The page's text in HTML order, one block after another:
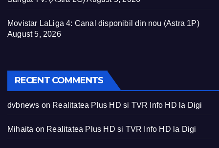
Movistar LaLiga 4: Canal disponibil din nou (Astra 1P)
August 5, 2026
RECENT COMMENTS
dvbnews on Realitatea Plus HD si TVR Info HD la Digi
Mihaita on Realitatea Plus HD si TVR Info HD la Digi